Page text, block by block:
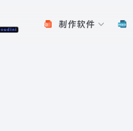
制作软件